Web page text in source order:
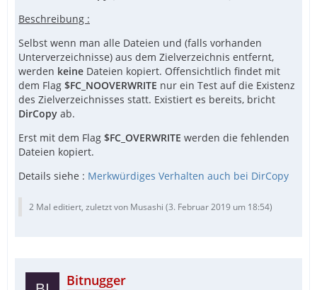
Beschreibung :
Selbst wenn man alle Dateien und (falls vorhanden
Unterverzeichnisse) aus dem Zielverzeichnis entfernt,
werden keine Dateien kopiert. Offensichtlich findet mit
dem Flag $FC_NOOVERWRITE nur ein Test auf die Existenz
des Zielverzeichnisses statt. Existiert es bereits, bricht
DirCopy ab.
Erst mit dem Flag $FC_OVERWRITE werden die fehlenden
Dateien kopiert.
Details siehe : Merkwürdiges Verhalten auch bei DirCopy
2 Mal editiert, zuletzt von Musashi (3. Februar 2019 um 18:54)
Bitnugger